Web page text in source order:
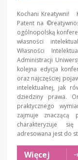
Kochani Kreatywni!
Patent na
ogólnopolską
własności
Własności
Administracji
kolejna edycja
oraz najczęściej
intelektualnej, jak
dziedziny prawa.
praktycznego
zajmuje
charakteryzuje
adresowana jest do
Więcej